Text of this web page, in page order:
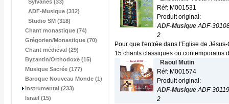
Sylvanès (33)
ADF-Musique (312)
Studio SM (318)
Chant monastique (74)
Grégorien/Monastique (70)
Chant médiéval (29)
Byzantin/Orthodoxe (15)
Musique Sacrée (177)
Baroque Nouveau Monde (1)
Instrumental (233)
Israël (15)
Réf: M001531
Produit original:
ADF-MusiqueADF-
2
Pour que l'entrée dans l'Eglise de
15 chants classiques ou contemporains
Raoul Mutin
Réf: M001574
Produit original:
ADF-MusiqueADF-
2